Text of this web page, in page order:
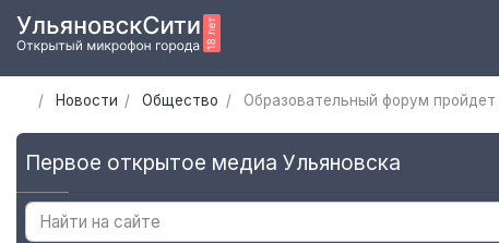
Новости Общество Образовательный форум пройдет
Первое открытое медиа Ульяновска